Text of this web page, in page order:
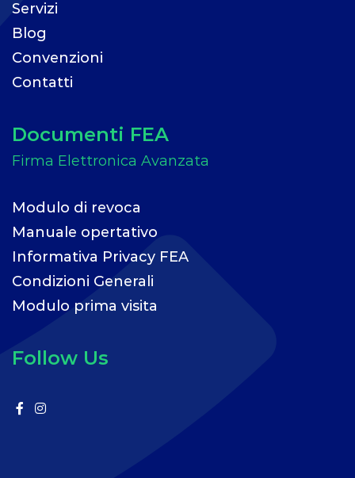
Servizi
Blog
Convenzioni
Contatti
Documenti FEA
Modulo di revoca
Manuale opertativo
Informativa Privacy FEA
Condizioni Generali
Modulo prima visita
Follow Us